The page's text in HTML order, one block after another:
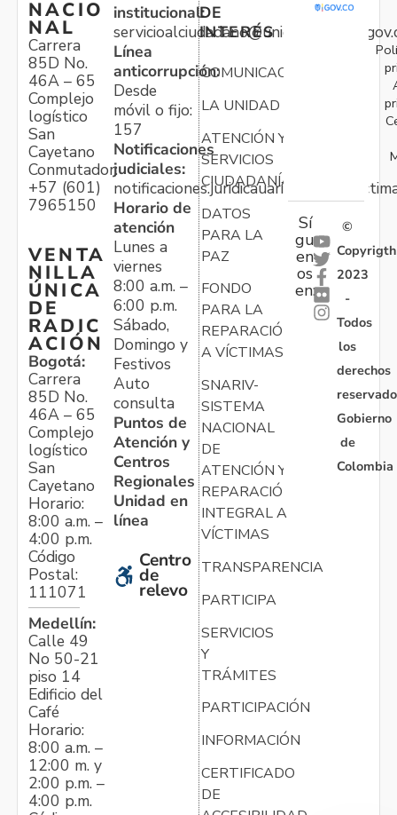
NACIO
NAL
Carrera
85D No.
46A – 65
Complejo
logístico
San
Cayetano
Conmutador:
+57 (601)
7965150
VENTA
NILLA
ÚNICA
DE
RADIC
ACIÓN
Bogotá:
Carrera
85D No.
46A – 65
Complejo
logístico
San
Cayetano
Horario:
8:00 a.m. –
4:00 p.m.
Código
Postal:
111071
Medellín:
Calle 49
No 50-21
piso 14
Edificio del
Café
Horario:
8:00 a.m. –
12:00 m. y
2:00 p.m. –
4:00 p.m.
institucional:
Línea
anticorrupción:
Desde
móvil o fijo:
157
Notificaciones
judiciales:
Horario de
atención
Lunes a
viernes
8:00 a.m. –
6:00 p.m.
Sábado,
Domingo y
Festivos
Auto
consulta
Puntos de
Atención y
Centros
Regionales
Unidad en
línea
Centro
de
relevo
DE
INTERÉS
COMUNICACIONES
LA UNIDAD
ATENCIÓN Y
SERVICIOS
CIUDADANÍA
DATOS
PARA LA
PAZ
FONDO
PARA LA
REPARACIÓN
A VÍCTIMAS
SNARIV-
SISTEMA
NACIONAL
DE
ATENCIÓN Y
REPARACIÓN
INTEGRAL A
VÍCTIMAS
TRANSPARENCIA
PARTICIPA
SERVICIOS
Y
TRÁMITES
PARTICIPACIÓN
INFORMACIÓN
CERTIFICADO
DE
Sí
gu
en
os
en:
©
Copyrigth
2023
-
Todos
los
derechos
Gobierno
de
Colombia